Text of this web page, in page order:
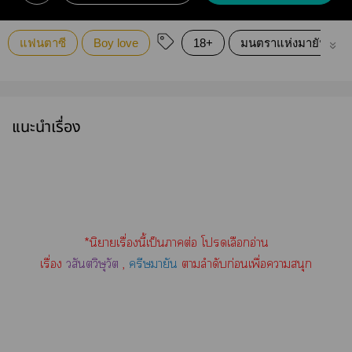
แฟนตาซี Boy love 18+ มนตราแห่งมายัน
แนะนำเรื่อง
*นิยายเรื่องนี้เป็นาต่อ โเลือกอ่าน
เรื่อง วสันตวิษุวัต , ครีษมายัน าลำดับก่อนเพื่อาสนุก